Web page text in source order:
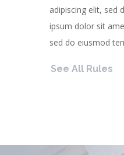
adipiscing elit, sed
ipsum dolor sit
sed do eiusmod
See All Rules